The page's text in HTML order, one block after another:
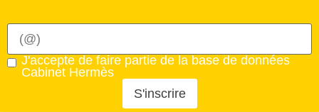
J'accepte de faire partie de la base de données
Cabinet Hermès
S'inscrire